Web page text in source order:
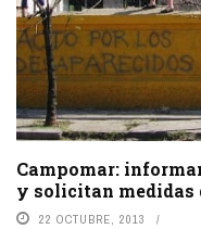
Campomar:
y solicitan medidas
22 OCTUBRE, 2013